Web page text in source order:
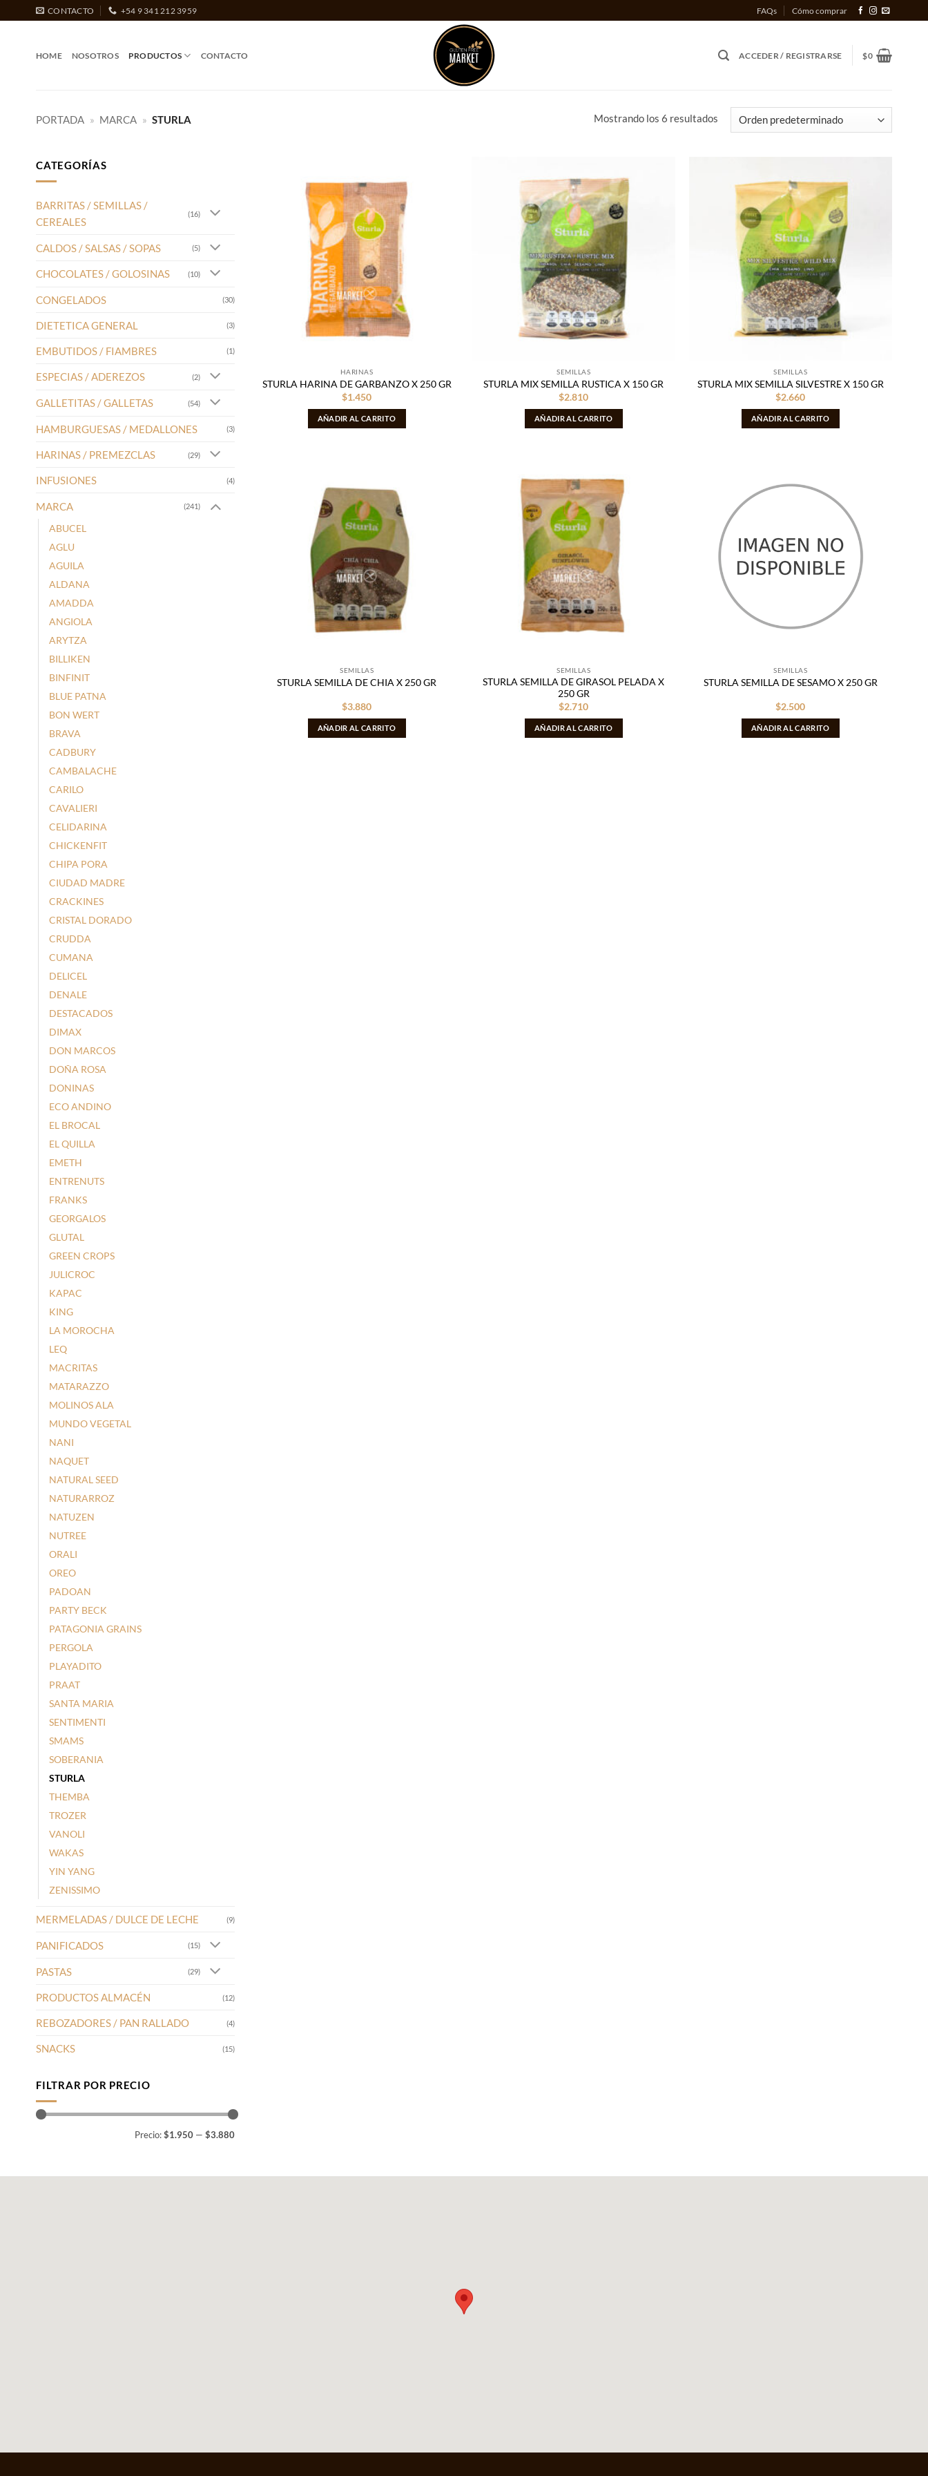
al
CONTACTO +54 9 341 212 3959 FAQs Cómo comprar
HOME NOSOTROS PRODUCTOS CONTACTO ACCEDER / REGISTRARSE $0
PORTADA » MARCA » STURLA Mostrando los 6 resultados
CATEGORÍAS
BARRITAS / SEMILLAS /
CEREALES
(16)
CALDOS / SALSAS / SOPAS (5)
CHOCOLATES / GOLOSINAS (10)
CONGELADOS (30)
DIETETICA GENERAL (3)
EMBUTIDOS / FIAMBRES (1)
ESPECIAS / ADEREZOS (2)
GALLETITAS / GALLETAS (54)
HAMBURGUESAS / MEDALLONES (3)
HARINAS / PREMEZCLAS (29)
INFUSIONES (4)
MARCA (241)
ABUCEL
AGLU
AGUILA
ALDANA
AMADDA
ANGIOLA
ARYTZA
BILLIKEN
BINFINIT
BLUE PATNA
BON WERT
BRAVA
CADBURY
CAMBALACHE
CARILO
CAVALIERI
CELIDARINA
CHICKENFIT
CHIPA PORA
CIUDAD MADRE
CRACKINES
CRISTAL DORADO
CRUDDA
CUMANA
DELICEL
DENALE
DESTACADOS
DIMAX
DON MARCOS
DOÑA ROSA
DONINAS
ECO ANDINO
EL BROCAL
EL QUILLA
EMETH
ENTRENUTS
FRANKS
GEORGALOS
GLUTAL
GREEN CROPS
JULICROC
KAPAC
KING
LA MOROCHA
LEQ
MACRITAS
MATARAZZO
MOLINOS ALA
MUNDO VEGETAL
NANI
NAQUET
NATURAL SEED
NATURARROZ
NATUZEN
NUTREE
ORALI
OREO
PADOAN
PARTY BECK
PATAGONIA GRAINS
PERGOLA
PLAYADITO
PRAAT
SANTA MARIA
SENTIMENTI
SMAMS
SOBERANIA
STURLA
THEMBA
TROZER
VANOLI
WAKAS
YIN YANG
ZENISSIMO
MERMELADAS / DULCE DE LECHE (9)
PANIFICADOS (15)
PASTAS (29)
PRODUCTOS ALMACÉN (12)
REBOZADORES / PAN RALLADO (4)
SNACKS (15)
FILTRAR POR PRECIO
Precio:$1.950— $3.880
HARINAS
STURLA HARINA DE GARBANZO X 250 GR
$1.450
AÑADIR AL CARRITO
SEMILLAS
STURLA MIX SEMILLA RUSTICA X 150 GR
$2.810
AÑADIR AL CARRITO
SEMILLAS
STURLA MIX SEMILLA SILVESTRE X 150 GR
$2.660
AÑADIR AL CARRITO
SEMILLAS
STURLA SEMILLA DE CHIA X 250 GR
$3.880
AÑADIR AL CARRITO
SEMILLAS
STURLA SEMILLA DE GIRASOL PELADA X
250 GR
$2.710
AÑADIR AL CARRITO
deseos
SEMILLAS
STURLA SEMILLA DE SESAMO X 250 GR
$2.500
AÑADIR AL CARRITO